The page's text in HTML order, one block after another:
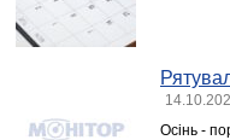
Осінь -